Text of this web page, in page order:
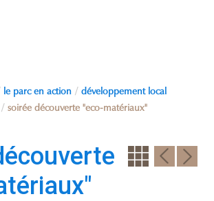
le parc en action développement local
soirée découverte "eco-matériaux"